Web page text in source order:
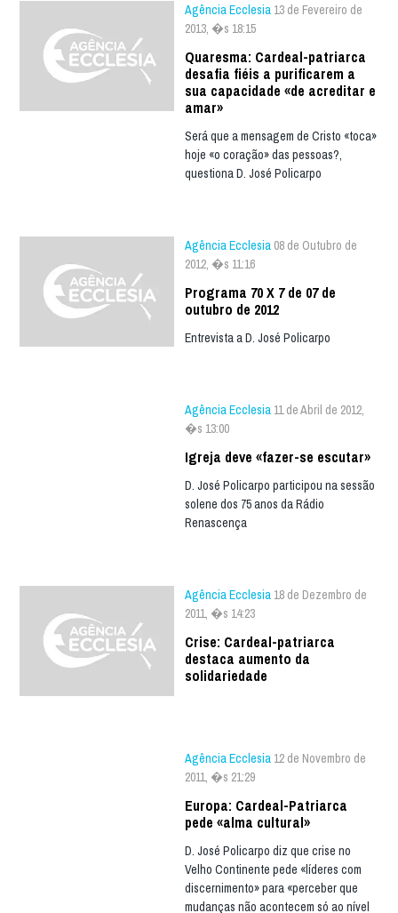
Agência Ecclesia 13 de Fevereiro de
2013, �s 18:15
Quaresma: Cardeal-patriarca
desafia fiéis a purificarem a
sua capacidade «de acreditar e
amar»
Será que a mensagem de Cristo «toca»
hoje «o coração» das pessoas?,
questiona D. José Policarpo
Agência Ecclesia 08 de Outubro de
2012, �s 11:16
Programa 70 X 7 de 07 de
outubro de 2012
Entrevista a D. José Policarpo
Agência Ecclesia 11 de Abril de 2012,
�s 13:00
Igreja deve «fazer-se escutar»
D. José Policarpo participou na sessão
solene dos 75 anos da Rádio
Renascença
Agência Ecclesia 18 de Dezembro de
2011, �s 14:23
Crise: Cardeal-patriarca
destaca aumento da
solidariedade
Agência Ecclesia 12 de Novembro de
2011, �s 21:29
Europa: Cardeal-Patriarca
pede «alma cultural»
D. José Policarpo diz que crise no
Velho Continente pede «líderes com
discernimento» para «perceber que
mudanças não acontecem só ao nível